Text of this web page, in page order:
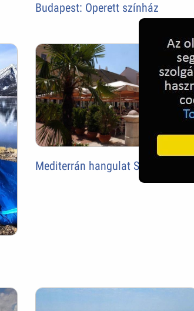
Budapest: Operett színház
Mediterrán hangulat Szegeden